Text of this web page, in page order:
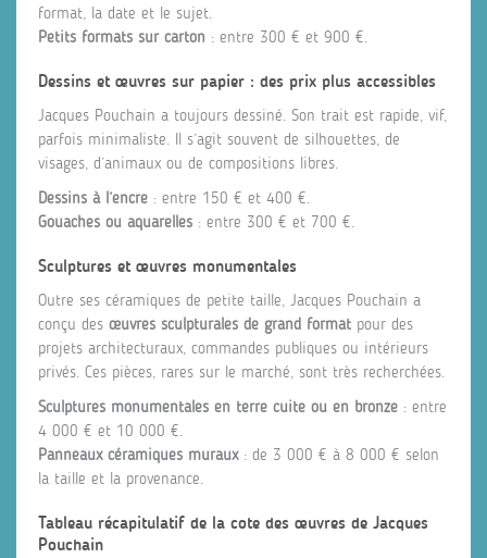
format, la date et le sujet.
Petits formats sur carton : entre 300 € et 900 €.
Dessins et œuvres sur papier : des prix plus accessibles
Jacques Pouchain a toujours dessiné. Son trait est rapide, vif,
parfois minimaliste. Il s’agit souvent de silhouettes, de
visages, d’animaux ou de compositions libres.
Dessins à l’encre : entre 150 € et 400 €.
Gouaches ou aquarelles : entre 300 € et 700 €.
Sculptures et œuvres monumentales
Outre ses céramiques de petite taille, Jacques Pouchain a
conçu des œuvres sculpturales de grand format pour des
projets architecturaux, commandes publiques ou intérieurs
privés. Ces pièces, rares sur le marché, sont très recherchées.
Sculptures monumentales en terre cuite ou en bronze : entre
4 000 € et 10 000 €.
Panneaux céramiques muraux: de 3 000 € à 8 000 € selon
la taille et la provenance.
Tableau récapitulatif de la cote des œuvres de Jacques
Pouchain